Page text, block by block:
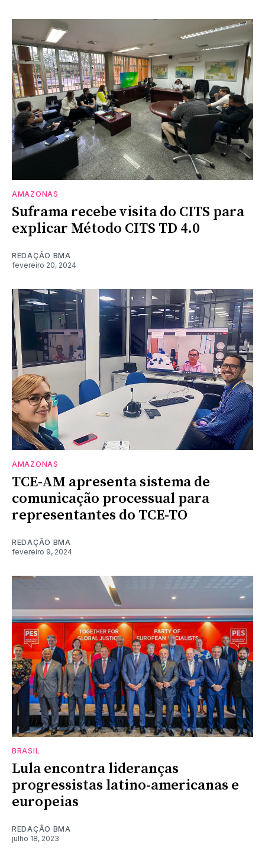
AMAZONAS
Suframa recebe visita do CITS para
explicar Método CITS TD 4.0
REDAÇÃO BMA
fevereiro 20, 2024
AMAZONAS
TCE-AM apresenta sistema de
comunicação processual para
representantes do TCE-TO
REDAÇÃO BMA
fevereiro 9, 2024
BRASIL
Lula encontra lideranças
progressistas latino-americanas e
europeias
REDAÇÃO BMA
julho 18, 2023